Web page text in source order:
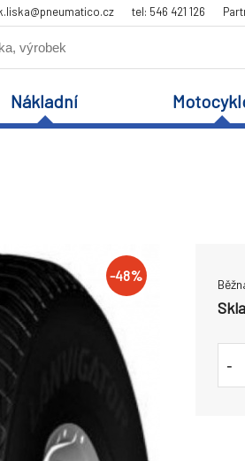
tel: 546 421 126
Nákladní
-48%
-